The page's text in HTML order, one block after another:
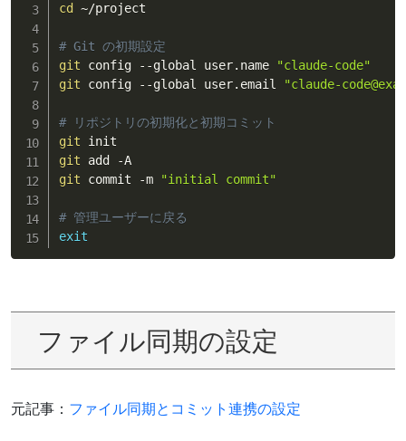
cd
~/project
# Git の初期設定
git config --global user.name
"claude-code"
git config --global user.email "claude-
# リポジトリの初期化と初期コミット
git
git
git commit -m "initial commit"
# 管理ユーザーに戻る
exit
ファイル同期の設定
元記事： ファイル同期とコミット連携の設定